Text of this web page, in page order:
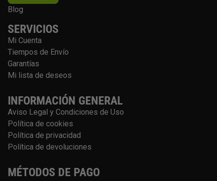
Blog
SERVICIOS
Mi Cuenta
Tiempos de Envío
Garantías
Mi lista de deseos
INFORMACIÓN GENERAL
Aviso Legal y Condiciones de Uso
Política de cookies
Política de privacidad
Política de devoluciones
MÉTODOS DE PAGO